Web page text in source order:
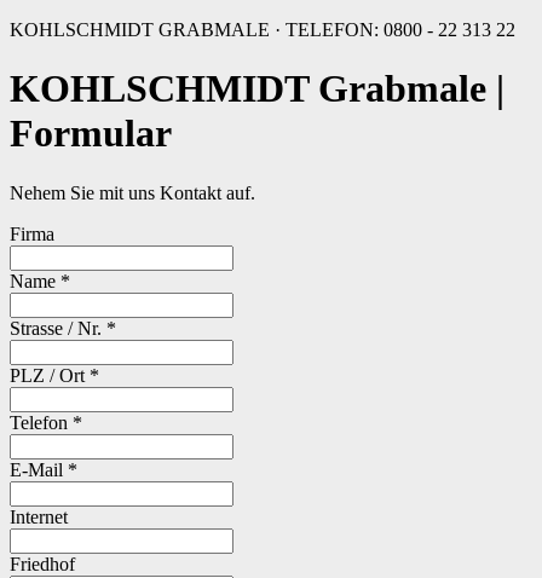
KOHLSCHMIDT GRABMALE · TELEFON: 0800 - 22 313 22
KOHLSCHMIDT Grabmale |
Formular
Nehem Sie mit uns Kontakt auf.
Firma
Name *
Strasse / Nr. *
PLZ / Ort *
Telefon *
E-Mail *
Internet
Friedhof